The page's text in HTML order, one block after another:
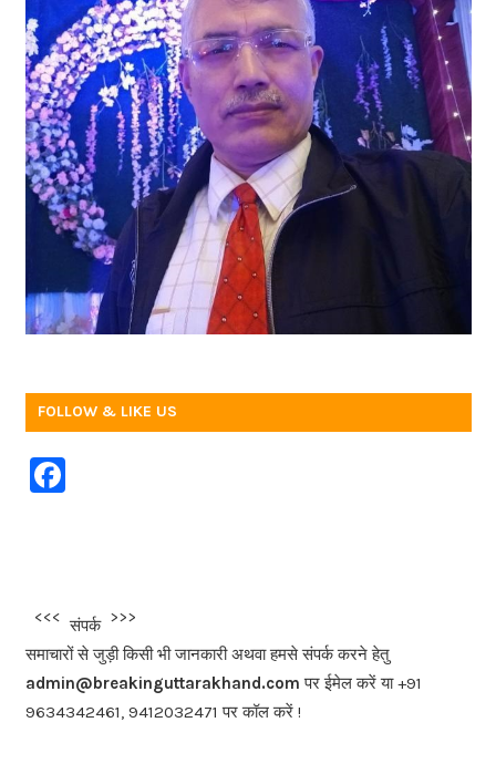
FOLLOW & LIKE US
F
b
o
o
k
<<< संपर्क
>>>
समाचारों से जुड़ी किसी भी जानकारी अथवा हमसे संपर्क करने हेतु
admin@breakinguttarakhand.com पर ईमेल करें या +91
9634342461, 9412032471 पर कॉल करें !